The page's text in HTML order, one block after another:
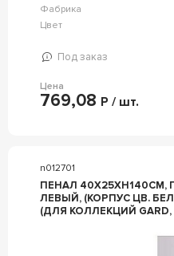
Фабрика
Цвет
Под заказ
Цена
769,08 Р / шт.
n012701
ПЕНАЛ
ЛЕВЫЙ, (КОРПУС ЦВ.
(ДЛЯ КОЛЛЕКЦИЙ GARD,